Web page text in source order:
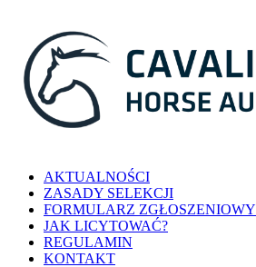
AKTUALNOŚCI
ZASADY SELEKCJI
FORMULARZ ZGŁOSZENIOWY
JAK LICYTOWAĆ?
REGULAMIN
KONTAKT